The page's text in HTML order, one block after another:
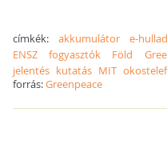
címkék:akkumulátor e-
ENSZ
fogyasztók Föld
jelentés kutatás MIT
forrás:Greenpeace